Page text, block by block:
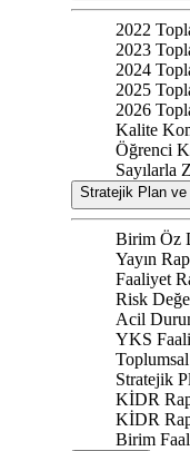
2022
2023
2024
2025
2026
Kalite
Öğrenci
Sayılarla
Stratejik Plan ve
Birim Öz
Yayın
Faaliyet
Risk
Acil
YKS
Stratejik
KİDR
KİDR
Birim